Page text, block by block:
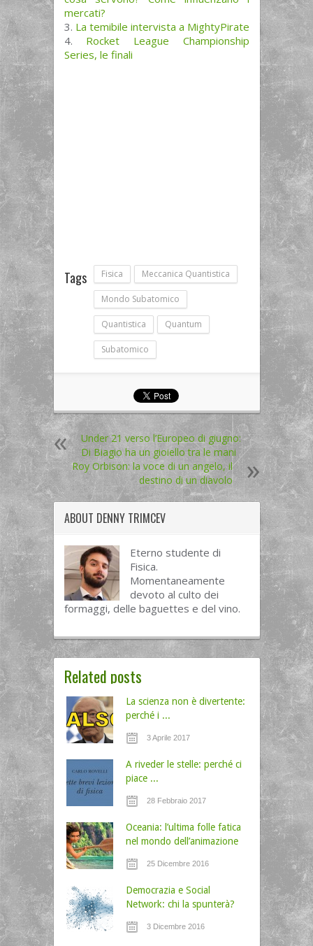
mercati?
La temibile intervista a MightyPirate
Rocket League Championship
Series, le finali
Tags Fisica Meccanica Quantistica
Mondo Subatomico
Quantistica Quantum
Subatomico
Under 21 verso l’Europeo di giugno:
Di Biagio ha un gioiello tra le mani
Roy Orbison: la voce di un angelo, il
destino di un diavolo
ABOUT DENNY TRIMCEV
Eterno studente di
Fisica.
Momentaneamente
devoto al culto dei
formaggi, delle baguettes e del vino.
Related posts
La scienza non è divertente:
perché i ...
3 Aprile 2017
A riveder le stelle: perché ci
piace ...
28 Febbraio 2017
Oceania: l’ultima folle fatica
nel mondo dell’animazione
25 Dicembre 2016
Democrazia e Social
Network: chi la spunterà?
3 Dicembre 2016